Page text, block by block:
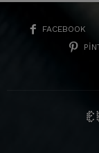
FACEBOOK